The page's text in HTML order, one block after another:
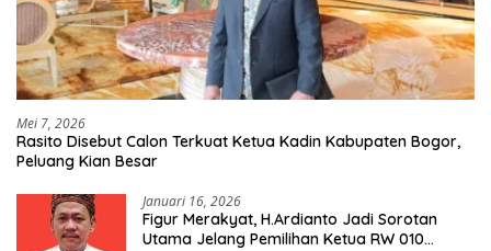
Mei 7, 2026
Rasito Disebut Calon Terkuat Ketua Kadin Kabupaten Bogor,
Peluang Kian Besar
Januari 16, 2026
Figur Merakyat, H.Ardianto Jadi Sorotan
Utama Jelang Pemilihan Ketua RW 010